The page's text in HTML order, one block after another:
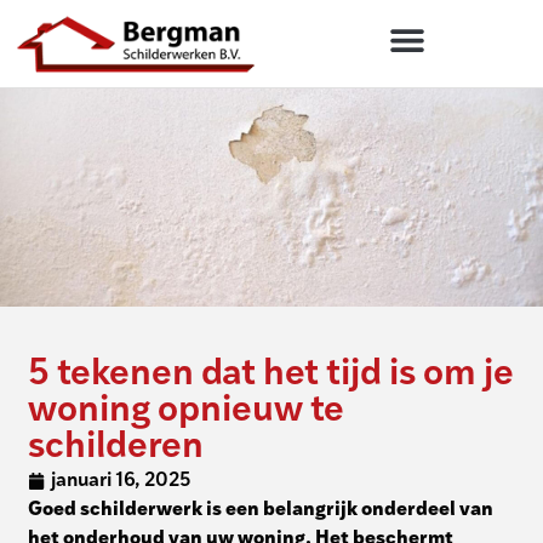
5 tekenen dat het tijd is om je
woning opnieuw te
schilderen
januari 16, 2025
Goed schilderwerk is een belangrijk onderdeel van
het onderhoud van uw woning. Het beschermt